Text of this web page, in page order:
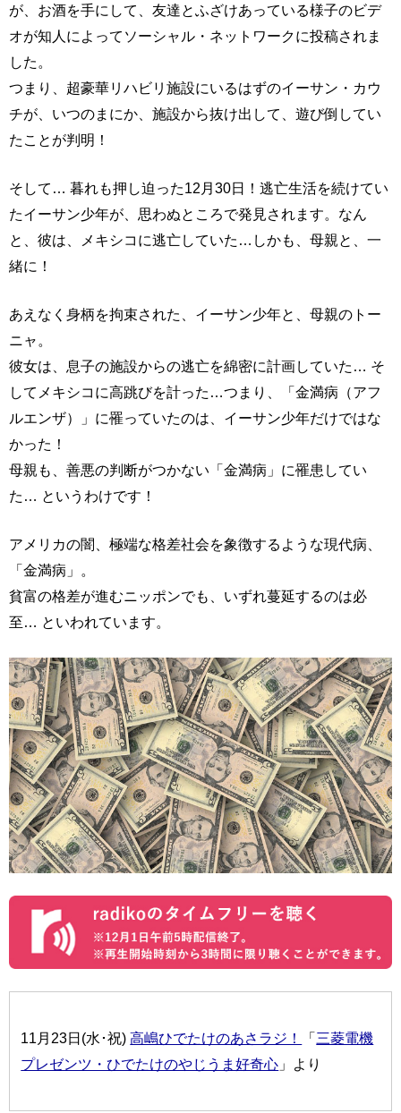
が、お酒を手にして、友達とふざけあっている様子のビデ
オが知人によってソーシャル・ネットワークに投稿されま
した。
つまり、超豪華リハビリ施設にいるはずのイーサン・カウ
チが、いつのまにか、施設から抜け出して、遊び倒してい
たことが判明！
そして… 暮れも押し迫った12月30日！逃亡生活を続けてい
たイーサン少年が、思わぬところで発見されます。なん
と、彼は、メキシコに逃亡していた…しかも、母親と、一
緒に！
あえなく身柄を拘束された、イーサン少年と、母親のトー
ニャ。
彼女は、息子の施設からの逃亡を綿密に計画していた… そ
してメキシコに高跳びを計った…つまり、「金満病（アフ
ルエンザ）」に罹っていたのは、イーサン少年だけではな
かった！
母親も、善悪の判断がつかない「金満病」に罹患してい
た… というわけです！
アメリカの闇、極端な格差社会を象徴するような現代病、
「金満病」。
貧富の格差が進むニッポンでも、いずれ蔓延するのは必
至… といわれています。
11月23日(水･祝)高嶋ひでたけのあさラジ！ 「三菱電機
プレゼンツ・ひでたけのやじうま好奇心 」より